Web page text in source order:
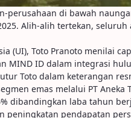
perusahaan di bawah
Alih-alih tertekan,
(UI), Toto Pranoto menilai
MIND ID dalam integrasi
Toto dalam keterangan
emas melalui PT
dibandingkan laba tahun
peningkatan pendapatan